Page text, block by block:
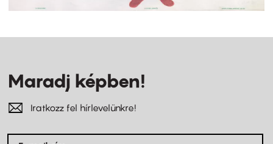
Maradj képben!
Iratkozz fel hírlevelünkre!